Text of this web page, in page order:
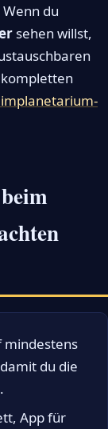
du
sehen willst,
mindestens
du die
App für